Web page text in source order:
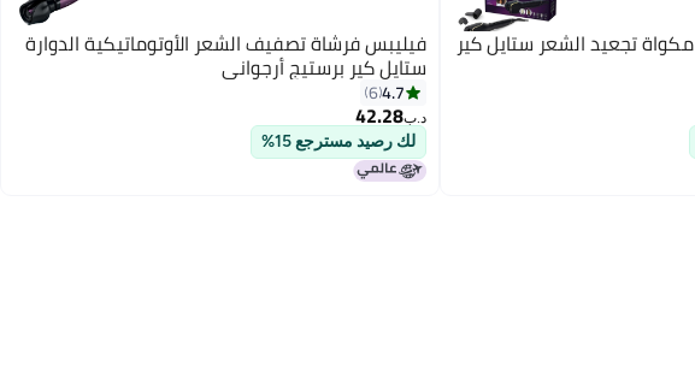
فيليبس BHB876/00 مكواة تجعيد الشعر ستايل كير فيليبس فرشاة تصفيف الشعر الأوتوماتيكية الدوارة
ستايل كير برستيج أرجواني
4.7
6
د.ب‏42.28
لك رصيد مسترجع 15%